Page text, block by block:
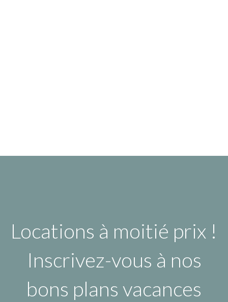
Locations à moitié prix !
Inscrivez-vous à nos
bons plans vacances